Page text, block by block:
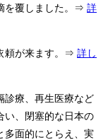
を覆しました。⇒ 詳
頼が来ます。⇒ 詳し
診療、再生医療など
い、閉塞的な日本の
多面的にとらえ、実